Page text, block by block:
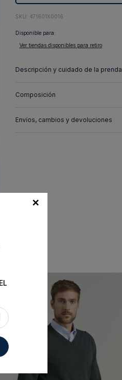
: 471601X0016
Disponible para:
Ver tiendas disponibles para retiro
Descripción y cuidado de la prenda
Composición
Envíos, cambios y devoluciones
ESSENTIAL
✕